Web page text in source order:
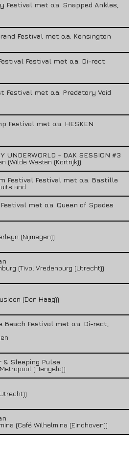
Festival met o.a. Snapped Ankles,
Festival met o.a. Kensington
Festival met o.a. Di-rect
Festival met o.a. Predatory Void
Festival met o.a. HESKEN
UNDERWORLD - DAK SESSION #3
(Wilde Westen (Kortrijk))
Festival Festival met o.a. Bastille
met o.a. Queen of Spades
(Nijmegen))
(TivoliVredenburg (Utrecht))
(Den Haag))
Beach Festival met o.a. Di-rect,
Sleeping Pulse
(Hengelo))
(Café Wilhelmina (Eindhoven))